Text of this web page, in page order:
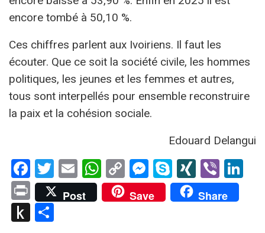
encore tombé à 50,10 %.
Ces chiffres parlent aux Ivoiriens. Il faut les
écouter. Que ce soit la société civile, les hommes
politiques, les jeunes et les femmes et autres,
tous sont interpellés pour ensemble reconstruire
la paix et la cohésion sociale.
Edouard Delangui
Facebook
Twitter
EmailWhatsApp
Copy
Link
Messenger
SkypeXINGViber
PrintPost Save Share
Push